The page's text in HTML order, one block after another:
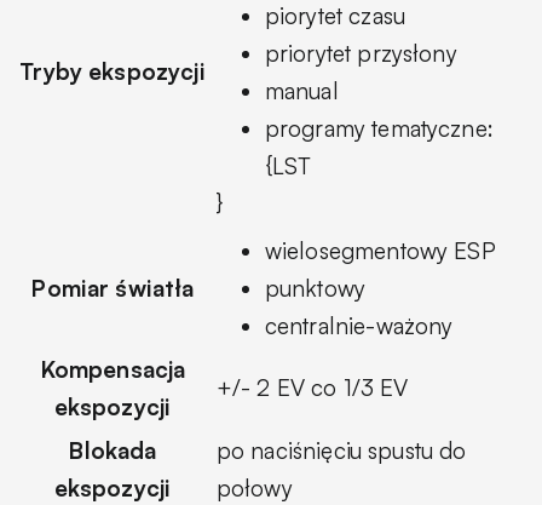
Tryby ekspozycji
piorytet czasu
priorytet przysłony
manual
programy tematyczne:
{LST
}
Pomiar światła
wielosegmentowy ESP
punktowy
centralnie-ważony
Kompensacja
ekspozycji
+/- 2 EV co 1/3 EV
Blokada
ekspozycji
po naciśnięciu spustu do
połowy